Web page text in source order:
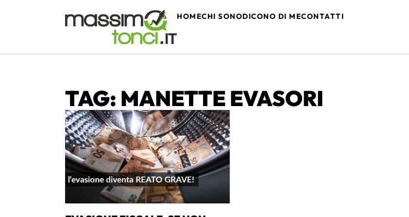
HOMECHI SONODICONO DI MECONTATTI
TAG: MANETTE EVASORI